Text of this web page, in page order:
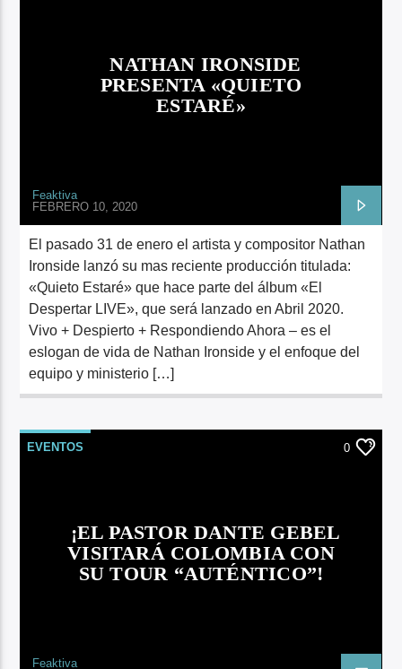
NATHAN IRONSIDE
PRESENTA «QUIETO
ESTARÉ»
Feaktiva
FEBRERO 10, 2020
El pasado 31 de enero el artista y compositor Nathan
Ironside lanzó su mas reciente producción titulada:
«Quieto Estaré» que hace parte del álbum «El
Despertar LIVE», que será lanzado en Abril 2020.
Vivo + Despierto + Respondiendo Ahora – es el
eslogan de vida de Nathan Ironside y el enfoque del
equipo y ministerio […]
EVENTOS 0
¡EL PASTOR DANTE GEBEL
VISITARÁ COLOMBIA CON
SU TOUR “AUTÉNTICO”!
Feaktiva